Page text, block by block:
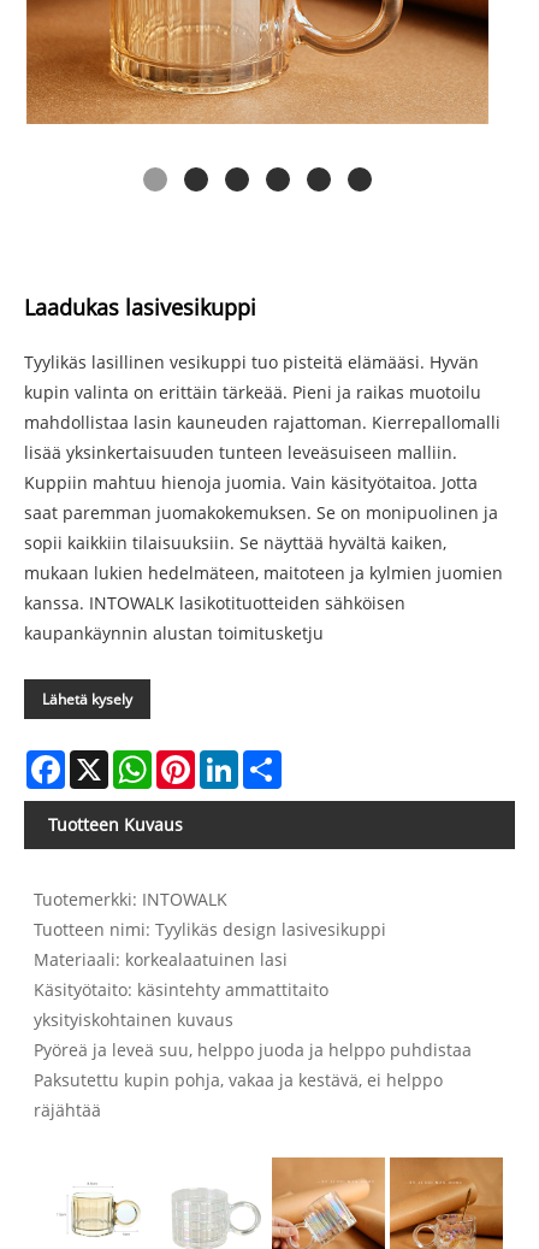
Laadukas lasivesikuppi
Tyylikäs lasillinen vesikuppi tuo pisteitä elämääsi. Hyvän
kupin valinta on erittäin tärkeää. Pieni ja raikas muotoilu
mahdollistaa lasin kauneuden rajattoman. Kierrepallomalli
lisää yksinkertaisuuden tunteen leveäsuiseen malliin.
Kuppiin mahtuu hienoja juomia. Vain käsityötaitoa. Jotta
saat paremman juomakokemuksen. Se on monipuolinen ja
sopii kaikkiin tilaisuuksiin. Se näyttää hyvältä kaiken,
mukaan lukien hedelmäteen, maitoteen ja kylmien juomien
kanssa. INTOWALK lasikotituotteiden sähköisen
kaupankäynnin alustan toimitusketju
Lähetä kysely
Facebook
X WhatsAppPinterestLinkedIn
Tuotteen Kuvaus
Tuotemerkki: INTOWALK
Tuotteen nimi: Tyylikäs design lasivesikuppi
Materiaali: korkealaatuinen lasi
Käsityötaito: käsintehty ammattitaito
yksityiskohtainen kuvaus
Pyöreä ja leveä suu, helppo juoda ja helppo puhdistaa
Paksutettu kupin pohja, vakaa ja kestävä, ei helppo
räjähtää